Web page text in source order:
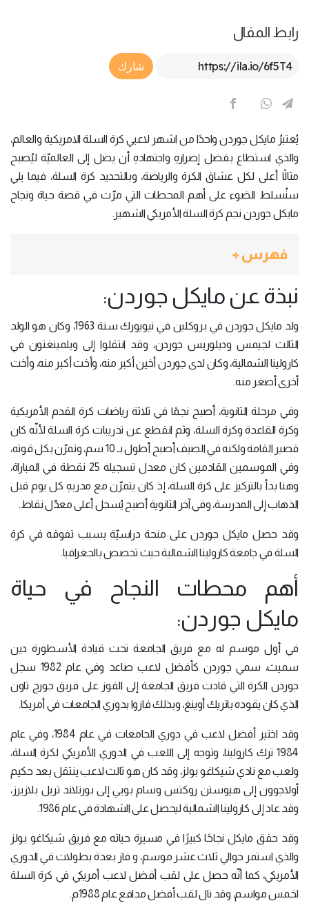
رابط المقال
Article Link
شارك
يُعتبرُ مايكل جوردن واحدًا من اشهر لاعبي كرة السلة الامريكية والعالم،
والذي استطاع بفضل إصرارهِ واجتهادهِ أن يصل إلى العالميّة ليُصبح
مثالًا أعلى لكل عشاق الكرة والرياضة، وبالتحديد كرة السلة، فيما يلي
سنُسلط الضوء على أهم المحطات التي مرّت في قصة حياة ونجاح
مايكل جوردن نجم كرة السلة الأمريكي الشهير.
فهرس +
نبذة عن مايكل جوردن:
ولد مايكل جوردن في بروكلين في نيويورك سنة 1963، وكان هو الولد
الثالث لجيمس وديلوريس جوردن، وقد انتقلوا إلى ويلمينغتون في
كارولينا الشمالية، وكان لدى جوردن أخين أكبر منه، وأخت أكبر منه، وأخت
أخرى أصغر منه.
وفي مرحلة الثانوية، أصبح نجمًا في ثلاثة رياضات كرة القدم الأمريكية
وكرة القاعدة وكرة السلة، وثم انقطع عن تدريبات كرة السلة لأنّه كان
قصير القامة ولكنه في الصيف أصبح أطول بـ 10 سم، وتمرّن بكل قوته،
وفي الموسمين القادمين كان معدل تسجيله 25 نقطة في المباراة،
وهنا بدأ بالتركيز على كرة السلة، إذ كان يتمرّن مع مدربهِ كل يوم قبل
الذهاب إلى المدرسة، وفي آخر الثانوية أصبح يُسجل أعلى معدّل نقاط.
وقد حصل مايكل جوردن على منحة دراسيّة بسبب تفوقه في كرة
السلة في جامعة كارولينا الشمالية حيث تخصص بالجغرافيا.
أهم محطات النجاح في حياة
مايكل جوردن:
في أول موسم له مع فريق الجامعة تحت قيادة الأسطورة دين
سميث، سمي جوردن كأفضل لاعب صاعد وفي عام 1982 سجل
جوردن الكرة التي قادت فريق الجامعة إلى الفوز على فريق جورج تاون
الذي كان يقوده باتريك أوينغ، وبذلك فازوا بدوري الجامعات في أمريكا.
وقد اختير أفضل لاعب في دوري الجامعات في عام 1984، وفي عام
1984 ترك كارولينا، وتوجه إلى اللعب في الدوري الأمريكي لكرة السلة،
ولعب مع نادي شيكاغو بولز، وقد كان هو ثالث لاعب ينتقل بعد حكيم
أولاجوون إلى هيوستن روكتس وسام بويي إلى بورتلاند تريل بلازيرز،
وقد عاد إلى كارولينا الشمالية ليحصل على الشهادة في عام 1986.
وقد حقق مايكل نجاحًا كبيرًا في مسيرة حياته مع فريق شيكاغو بولز
والذي استمر حوالي ثلاث عشر موسم، و فاز بعدة بطولات في الدوري
الأمريكي، كما أنّه حصل على لقب أفضل لاعب أمريكي في كرة السلة
لخمس مواسم، وقد نال لقب أفضل مدافع عام 1988م.